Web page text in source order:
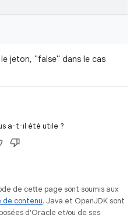
jeton, "false" dans le cas
a-t-il été utile ?
de cette page sont soumis aux
de contenu. Java et OpenJDK sont
d'Oracle et/ou de ses